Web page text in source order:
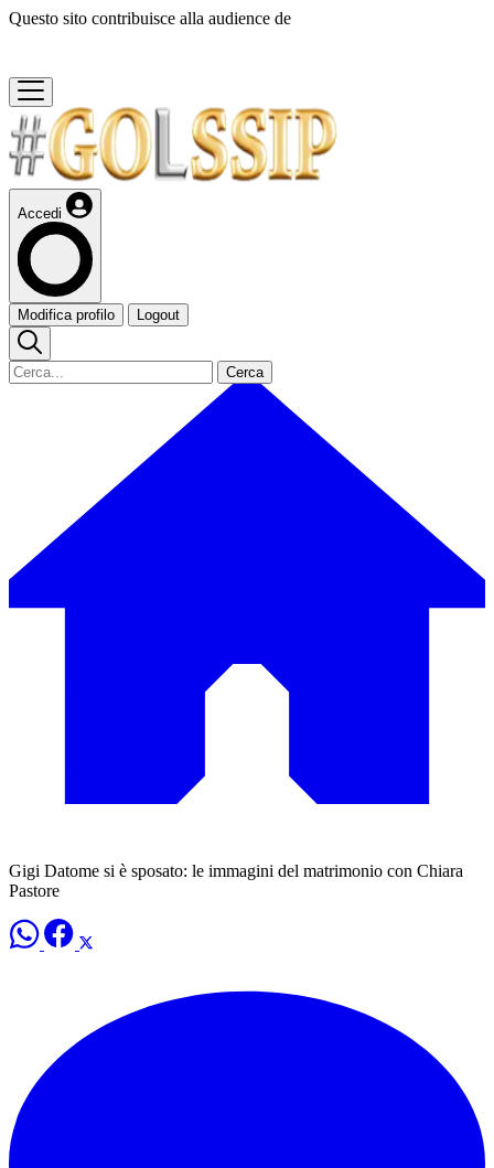
Questo sito contribuisce alla audience de
Accedi
Modifica profilo Logout
Cerca
Gigi Datome si è sposato: le immagini del matrimonio con Chiara
Pastore